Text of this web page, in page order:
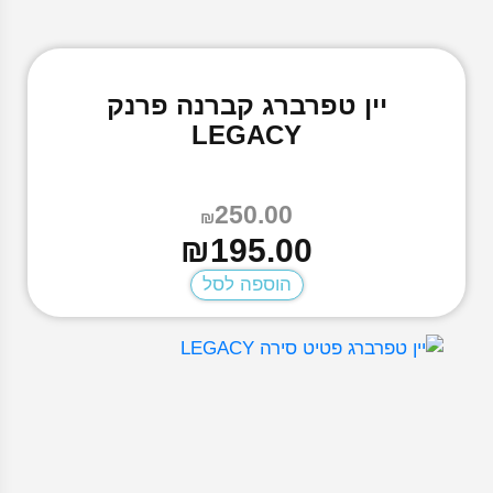
יין טפרברג קברנה פרנק
LEGACY
₪250.00
המחיר
המקורי
היה:
₪250.00.
₪195.00המחיר
הנוכחי
הוא:
₪195.00.
הוספה לסל